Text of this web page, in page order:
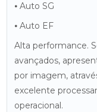
⦁ Auto SG
⦁ Auto EF
Alta performance.
avançados,
por imagem,
excelente
operacional.